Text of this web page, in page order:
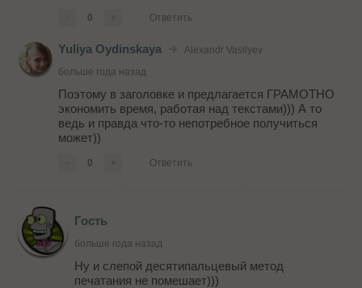
0 Ответить
Yuliya Oydinskaya
Alexandr Vasilyev
больше года назад
Поэтому в заголовке и предлагается ГРАМОТНО
экономить время, работая над текстами))) А то
ведь и правда что-то непотребное получиться
может))
0 Ответить
Гость
больше года назад
Ну и слепой десятипальцевый метод
печатания не помешает)))